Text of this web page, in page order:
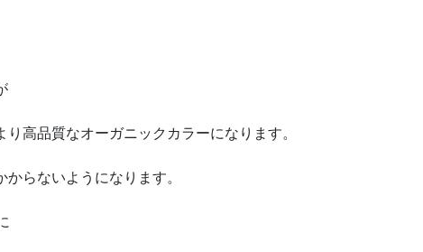
高品質なオーガニックカラーになります。
らないようになります。